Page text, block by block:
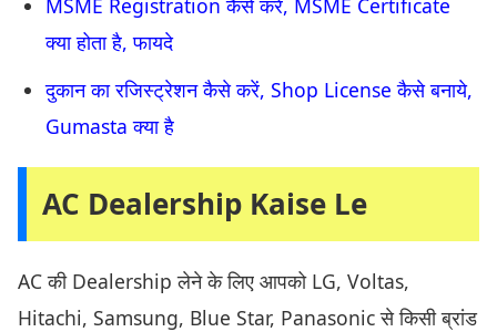
क्या होता है, फायदे
दुकान का रजिस्ट्रेशन कैसे करें, Shop License कैसे बनाये,
Gumasta क्या है
AC Dealership Kaise Le
AC की Dealership लेने के लिए आपको LG, Voltas,
Hitachi, Samsung, Blue Star, Panasonic से किसी ब्रांड